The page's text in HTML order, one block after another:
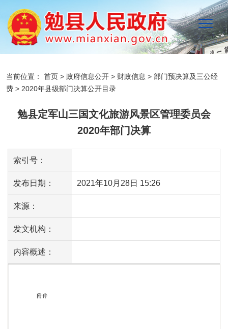
当前位置： 首页 > 政府信息公开 > 财政信息 > 部门预决算及三公经
费 > 2020年县级部门决算公开目录
勉县定军山三国文化旅游风景区管理委员会
2020年部门决算
索引号：
发布日期： 2021年10月28日 15:26
来源：
发文机构：
内容概述：